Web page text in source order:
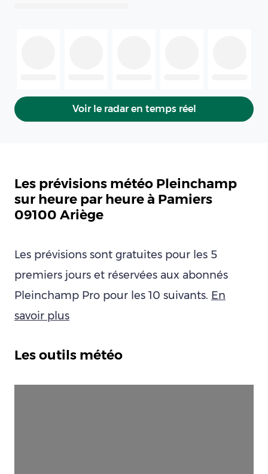
Voir le radar en temps réel
Les prévisions météo Pleinchamp
sur heure par heure à Pamiers
09100 Ariège
Les prévisions sont gratuites pour les 5
premiers jours et réservées aux abonnés
Pleinchamp Pro pour les 10 suivants. En
savoir plus
Les outils météo